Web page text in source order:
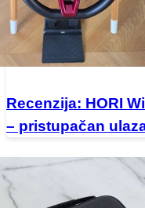
Recenzija: HORI
– pristupačan